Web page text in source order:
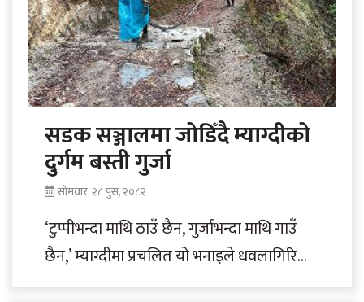
सडक सञ्जालमा जोडिँदै म्याग्दीको
दुर्गम बस्ती गुर्जा
सोमवार, २८ पुस, २०८२
‘टुप्पीभन्दा माथि ठाउँ छैन, गुर्जाभन्दा माथि गाउँ
छैन,’ म्याग्दीमा प्रचलित यो भनाइले धवलागिरि